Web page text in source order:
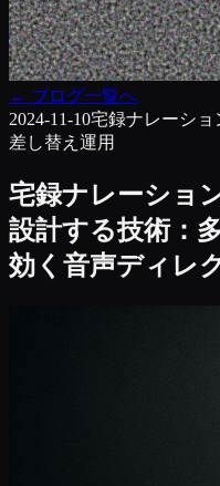
← ブログ一覧へ
2024-11-10宅録ナレーショ
差し替え運用
宅録ナレーショ
設計する技術：
効く音声ディレ